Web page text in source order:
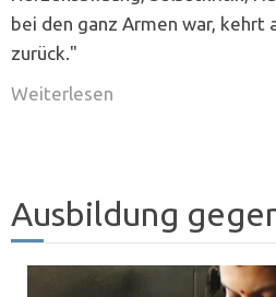
bei den ganz Armen war, kehrt
zurück."
Weiterlesen
Ausbildung